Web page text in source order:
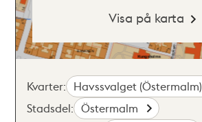
Visa på karta
Kvarter: Havssvalget (Östermalm)
Stadsdel: Östermalm